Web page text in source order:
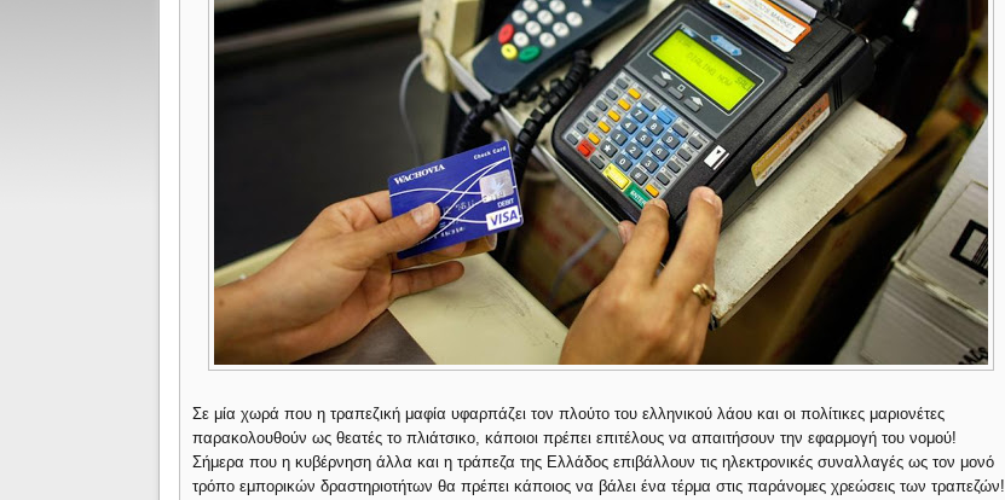
Σε μία χωρά που η τραπεζική μαφία υφαρπάζει τον πλούτο του ελληνικού λάου και οι πολίτικες μαριονέτες
παρακολουθούν ως θεατές το πλιάτσικο, κάποιοι πρέπει επιτέλους να απαιτήσουν την εφαρμογή του νομού!
Σήμερα που η κυβέρνηση άλλα και η τράπεζα της Ελλάδος επιβάλλουν τις ηλεκτρονικές συναλλαγές ως τον μονό
τρόπο εμπορικών δραστηριοτήτων θα πρέπει κάποιος να βάλει ένα τέρμα στις παράνομες χρεώσεις των τραπεζών!